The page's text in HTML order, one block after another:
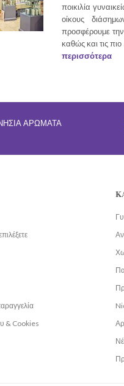
ποικιλία
οίκους
προσφέρουμε
καθώς και τις
περισσότερα
ΑΡΏΜΑΤΑ
& Cookies